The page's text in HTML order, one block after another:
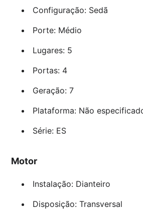
Configuração: Sedã
Porte: Médio
Lugares: 5
Portas: 4
Geração: 7
Plataforma: Não
Série: ES
Motor
Instalação: Dianteiro
Disposição: Transversal